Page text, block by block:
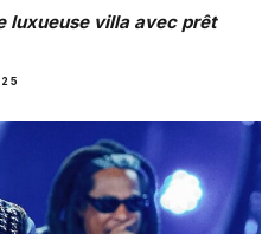
luxueuse villa avec prêt